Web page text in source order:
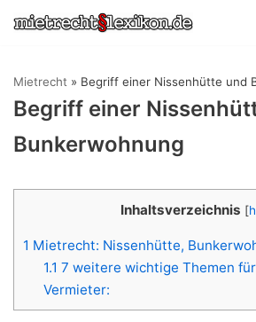
Zum
Mietrecht » Begriff einer Nissenhütte und
Begriff einer
Bunkerwohnung
Inhaltsverzeichnis [
1 Mietrecht: Nissenhütte,
1.1 7 weitere wichtige Themen
Vermieter: